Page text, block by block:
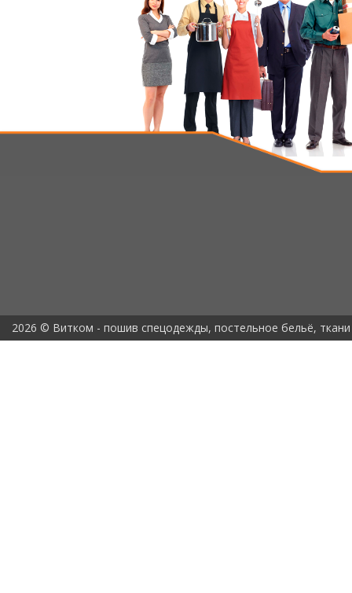
2026 © Витком - пошив спецодежды, постельное бельё, ткани